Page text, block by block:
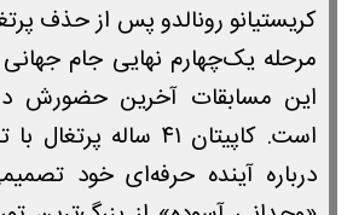
کریستیانو رونالدو پس از حذف
این مسابقات آخرین حضورش
است. کاپیتان ۴۱ ساله
درباره آینده حرفه‌ای خود